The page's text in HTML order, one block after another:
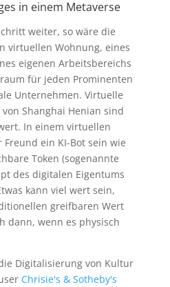
in einem Metaverse
weiter, so wäre die
virtuellen Wohnung, eines
eigenen Arbeitsbereichs
für jeden Prominenten
Unternehmen. Virtuelle
Shanghai Henian sind
In einem virtuellen
ein KI-Bot sein wie
Token (sogenannte
des digitalen Eigentums
kann viel wert sein,
greifbaren Wert
dann, wenn es physisch
Digitalisierung von Kultur
Chrisie's & Sotheby's